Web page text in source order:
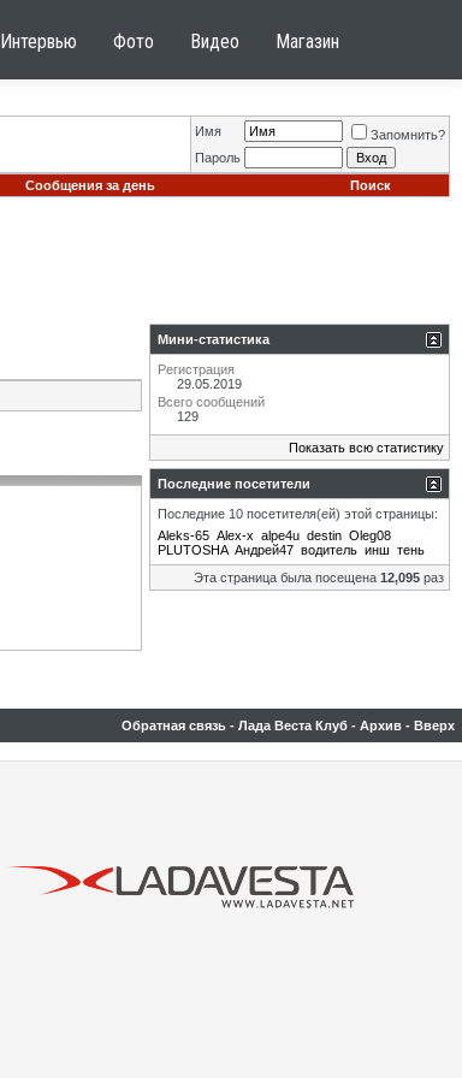
Интервью Фото Видео Магазин
Имя
Запомнить?
Пароль
Сообщения за день Поиск
Мини-статистика
Регистрация
29.05.2019
Всего сообщений
129
Показать всю статистику
Последние посетители
Последние 10 посетителя(ей) этой страницы:
Aleks-65 Alex-x alpe4u destin Oleg08
PLUTOSHA Андрей47 водитель инш тень
Эта страница была посещена 12,095 раз
Обратная связь - Лада Веста Клуб - Архив - Вверх